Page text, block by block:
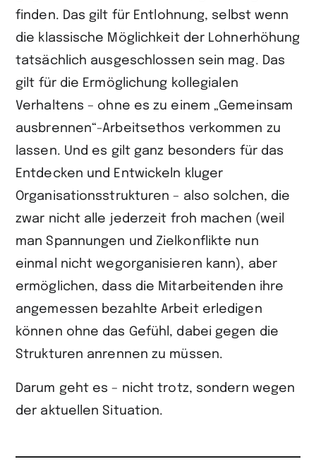
finden. Das gilt für Entlohnung, selbst wenn
die klassische Möglichkeit der Lohnerhöhung
tatsächlich ausgeschlossen sein mag. Das
gilt für die Ermöglichung kollegialen
Verhaltens – ohne es zu einem „Gemeinsam
ausbren­nen“-Arbeitsethos verkommen zu
lassen. Und es gilt ganz besonders für das
Entdecken und Entwickeln kluger
Organisationsstrukturen – also solchen, die
zwar nicht alle jederzeit froh machen (weil
man Spannungen und Zielkonflikte nun
einmal nicht wegorganisieren kann), aber
ermöglichen, dass die Mitarbeitenden ihre
angemessen bezahlte Arbeit erledigen
können ohne das Gefühl, dabei gegen die
Strukturen anrennen zu müssen.
Darum geht es – nicht trotz, sondern wegen
der aktuellen Situation.